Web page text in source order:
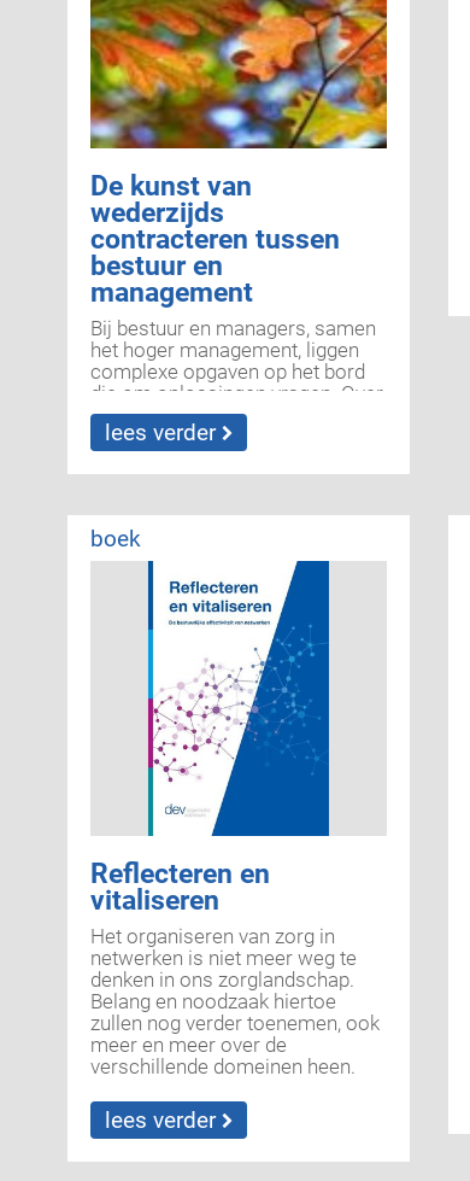
De kunst van
wederzijds
contracteren tussen
bestuur en
management
Bij bestuur en managers, samen
het hoger management, liggen
complexe opgaven op het bord
die om oplossingen vragen. Over
het belang en urgentie en het
doel op hoofdlijnen zijn ze het
vaak wel eens, maar desondanks
zijn zowel de bestuurders als de
teleurgesteld en gefrustreerd bij
het bereiken van resultaten. Wat
gaat hier mis? En hoe kan goed
contracteren bijdragen aan een
oplossing?
lees verder
boek
Reflecteren en
vitaliseren
Het organiseren van zorg in
netwerken is niet meer weg te
denken in ons zorglandschap.
Belang en noodzaak hiertoe
zullen nog verder toenemen, ook
meer en meer over de
verschillende domeinen heen.
contextverschillen tussen de
deelnemende organisaties zijn
lees verder